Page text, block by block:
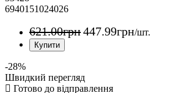
6940151024026
621.00грн447.99грн/шт.
-28%
Швидкий перегляд